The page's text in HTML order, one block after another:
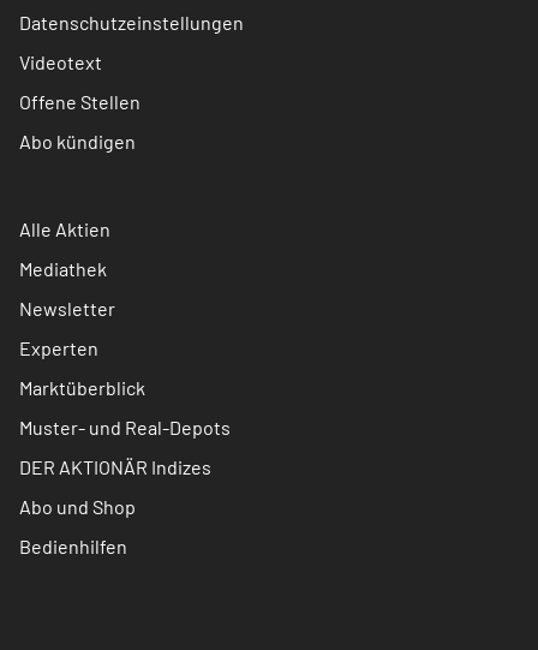
Datenschutzeinstellungen
Videotext
Offene Stellen
Abo kündigen
Alle Aktien
Mediathek
Newsletter
Experten
Marktüberblick
Muster- und Real-Depots
DER AKTIONÄR Indizes
Abo und Shop
Bedienhilfen